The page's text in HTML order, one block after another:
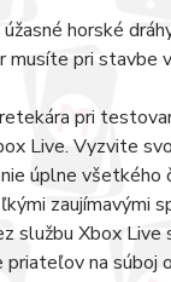
horské
musíte pri stavbe
pri
Live. Vyzvite
úplne
zaujímavými
službu Xbox Live
na súboj